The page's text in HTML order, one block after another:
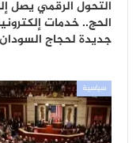
التحول الرقمي يصل
الحج.. خدمات
جديدة لحجاج السودان
سياسية